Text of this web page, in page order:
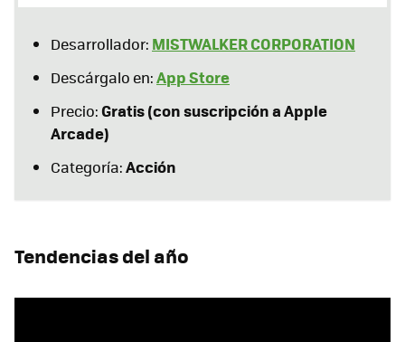
Desarrollador: MISTWALKER CORPORATION
Descárgalo en:App Store
Precio:Gratis (con suscripción a Apple
Arcade)
Categoría:Acción
Tendencias del año